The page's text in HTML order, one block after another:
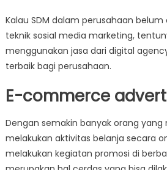
Kalau SDM dalam perusahaan
teknik sosial media marketing,
menggunakan jasa dari digital
terbaik bagi perusahaan.
E-commerce
Dengan semakin banyak orang yang
melakukan aktivitas belanja secara
melakukan kegiatan promosi di